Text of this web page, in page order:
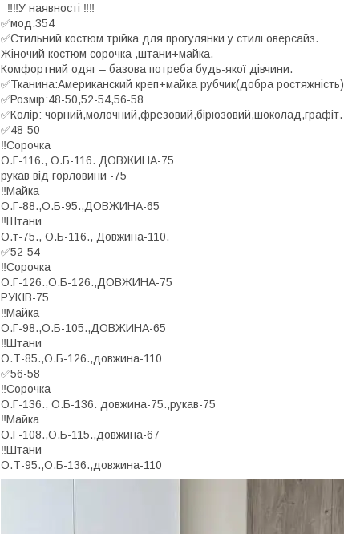
‼️‼️У наявності ‼️‼️
✅мод.354
✅Стильний костюм трійка для прогулянки у стилі оверсайз.
Жіночий костюм сорочка ,штани+майка.
Комфортний одяг – базова потреба будь-якої дівчини.
✅Тканина:Американский креп+майка рубчик(добра ростяжність)
✅Розмір:48-50,52-54,56-58
✅Колір: чорний,молочний,фрезовий,бірюзовий,шоколад,графіт.
✅48-50
‼️Сорочка
О.Г-116., О.Б-116. ДОВЖИНА-75
рукав від горловини -75
‼️Майка
О.Г-88.,О.Б-95.,ДОВЖИНА-65
‼️Штани
О.т-75., О.Б-116., Довжина-110.
✅52-54
‼️Сорочка
О.Г-126.,О.Б-126.,ДОВЖИНА-75
РУКІВ-75
‼️Майка
О.Г-98.,О.Б-105.,ДОВЖИНА-65
‼️Штани
О.Т-85.,О.Б-126.,довжина-110
✅56-58
‼️Сорочка
О.Г-136., О.Б-136. довжина-75.,рукав-75
‼️Майка
О.Г-108.,О.Б-115.,довжина-67
‼️Штани
О.Т-95.,О.Б-136.,довжина-110